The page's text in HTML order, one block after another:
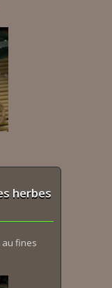
herbes
au fines